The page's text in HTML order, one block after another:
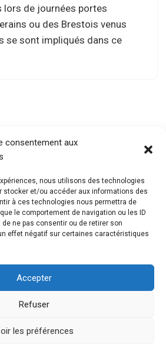
consentement aux
nous utilisons des technologies
stocker et/ou accéder aux informations des
à ces technologies nous permettra de
le comportement de navigation ou les ID
ne pas consentir ou de retirer son
effet négatif sur certaines caractéristiques
Accepter
Refuser
les préférences
lors de journées portes
ou des Brestois venus
se sont impliqués dans ce